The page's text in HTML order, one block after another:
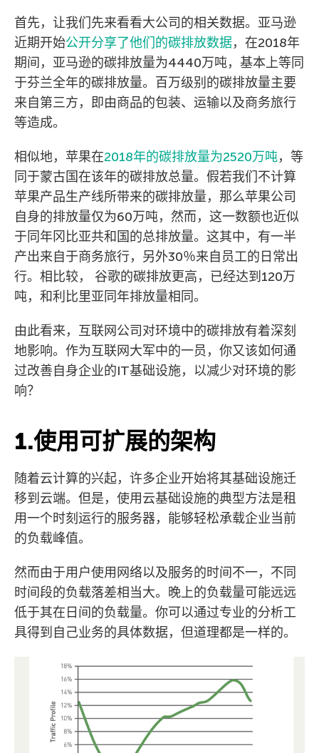
首先，让我们先来看看大公司的相关数据。亚马逊
近期开始公开分享了他们的碳排放数据，在2018年
期间，亚马逊的碳排放量为4440万吨，基本上等同
于芬兰全年的碳排放量。百万级别的碳排放量主要
来自第三方，即由商品的包装、运输以及商务旅行
等造成。
相似地，苹果在2018年的碳排放量为2520万吨，等
同于蒙古国在该年的碳排放总量。假若我们不计算
苹果产品生产线所带来的碳排放量，那么苹果公司
自身的排放量仅为60万吨，然而，这一数额也近似
于同年冈比亚共和国的总排放量。这其中，有一半
产出来自于商务旅行，另外30％来自员工的日常出
行。相比较， 谷歌的碳排放更高，已经达到120万
吨，和利比里亚同年排放量相同。
由此看来，互联网公司对环境中的碳排放有着深刻
地影响。作为互联网大军中的一员，你又该如何通
过改善自身企业的IT基础设施，以减少对环境的影
响？
1.使用可扩展的架构
随着云计算的兴起，许多企业开始将其基础设施迁
移到云端。但是，使用云基础设施的典型方法是租
用一个时刻运行的服务器，能够轻松承载企业当前
的负载峰值。
然而由于用户使用网络以及服务的时间不一，不同
时间段的负载落差相当大。晚上的负载量可能远远
低于其在日间的负载量。你可以通过专业的分析工
具得到自己业务的具体数据，但道理都是一样的。